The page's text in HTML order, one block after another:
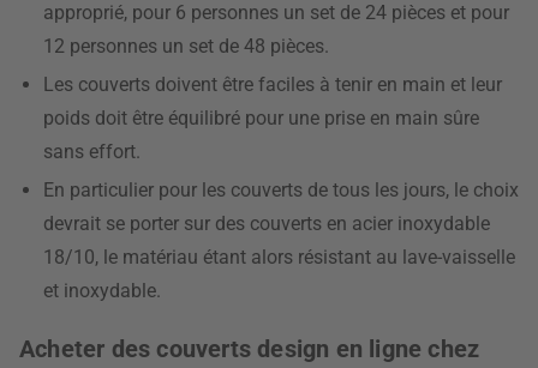
approprié, pour 6 personnes un set de 24 pièces et pour
12 personnes un set de 48 pièces.
Les couverts doivent être faciles à tenir en main et leur
poids doit être équilibré pour une prise en main sûre
sans effort.
En particulier pour les couverts de tous les jours, le choix
devrait se porter sur des couverts en acier inoxydable
18/10, le matériau étant alors résistant au lave-vaisselle
et inoxydable.
Acheter des couverts design en ligne chez